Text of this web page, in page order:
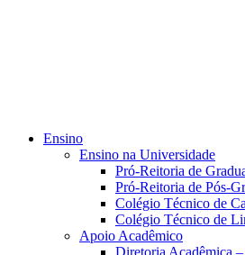
Ensino
Ensino na Universidade
Pró-Reitoria de
Pró-Reitoria de Pós-
Colégio Técnico de
Colégio Técnico de
Apoio Acadêmico
Diretoria Acadêmica